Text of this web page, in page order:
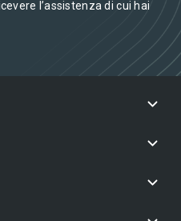
l’assistenza di cui hai